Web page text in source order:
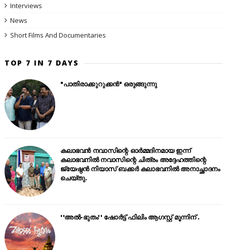
Interviews
News
Short Films And Documentaries
TOP 7 IN 7 DAYS
"പാതിരാക്കുറുക്കൻ" ഒരുങ്ങുന്നു
കലാഭവൻ നവാസിന്റെ ഓർമ്മദിനമായ ഇന്ന്
കലാഭവനിൽ നവാസിന്റെ ചിത്രം അദ്ദേഹത്തിന്റെ
ജ്യേഷ്ഠൻ നിയാസ് ബക്കർ കലാഭവനിൽ അനാച്ഛാദനം
ചെയ്തു.
''അൽ-ഭുതം'' ഷോർട്ട് ഫിലിം ആഗസ്റ്റ് മൂന്നിന് .